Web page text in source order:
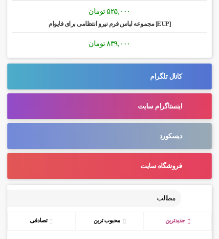
۵۲۵,۰۰۰ تومان
[EUP] مجموعه لباس فرم نیرو انتظامی برای فایوام
۸۳۹,۰۰۰ تومان
کانال تلگرام
اینستاگرام سایت
دیسکورد
فروشگاه سایت
مطالب
جدیدترین محبوب ترین تصادفی